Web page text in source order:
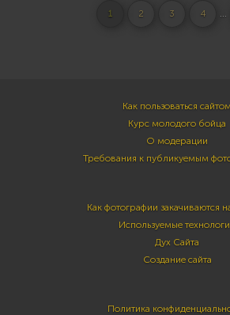
1 2 3 4 ...
Как пользоваться сайтом
Курс молодого бойца
О модерации
Требования к публикуемым
Как фотографии закачиваются
Используемые
Дух Сайта
Создание сайта
Политика